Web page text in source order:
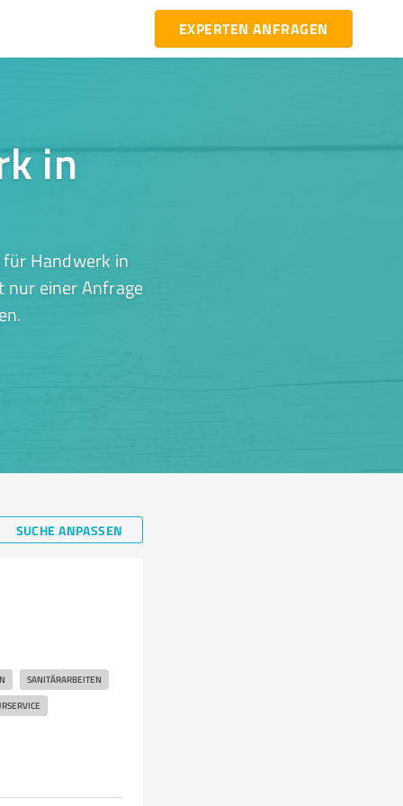
EXPERTEN ANFRAGEN
in
Handwerk in
nur einer Anfrage
SUCHE ANPASSEN
SANITÄRARBEITEN